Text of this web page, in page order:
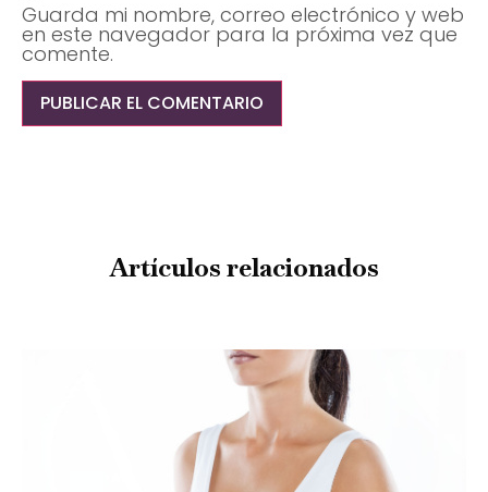
Guarda mi nombre, correo electrónico y web
en este navegador para la próxima vez que
comente.
Artículos relacionados